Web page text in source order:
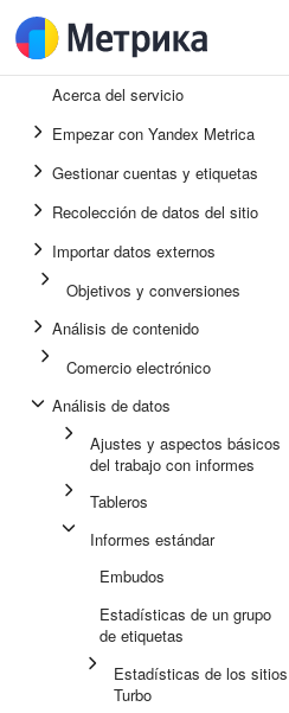
Acerca del servicio
Empezar con Yandex Metrica
Gestionar cuentas y etiquetas
Recolección de datos del sitio
Importar datos externos
Objetivos y conversiones
Análisis de contenido
Comercio electrónico
Análisis de datos
Ajustes y aspectos básicos
del trabajo con informes
Tableros
Informes estándar
Embudos
Estadísticas de un grupo
de etiquetas
Estadísticas de los sitios
Turbo